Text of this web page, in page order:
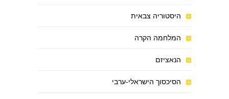
היסטוריה צבאית
המלחמה הקרה
הנאציזם
הסיכסוך הישראלי-ערבי